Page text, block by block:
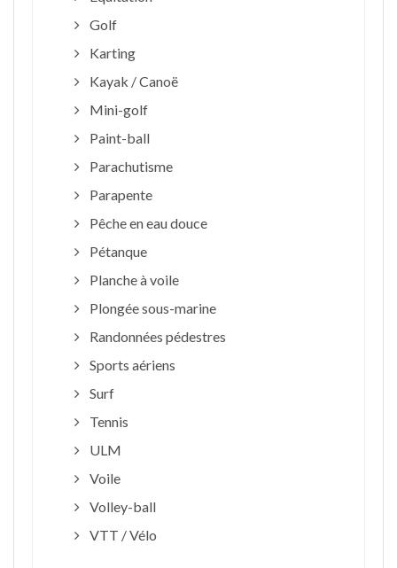
Golf
Karting
Kayak / Canoë
Mini-golf
Paint-ball
Parachutisme
Parapente
Pêche en eau douce
Pétanque
Planche à voile
Plongée sous-marine
Randonnées pédestres
Sports aériens
Surf
Tennis
ULM
Voile
Volley-ball
VTT / Vélo